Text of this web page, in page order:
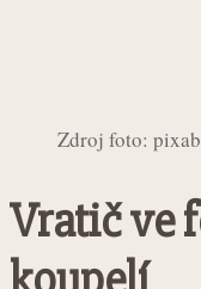
Zdroj foto:
Vratič ve